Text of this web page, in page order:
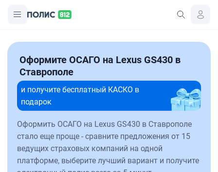
Оформите ОСАГО на Lexus GS430 в
Ставрополе
и получите бесплатный КАСКО в
подарок
Оформить ОСАГО на Lexus GS430 в Ставрополе
стало еще проще - сравните предложения от 15
ведущих страховых компаний на одной
платформе, выберите лучший вариант и получите